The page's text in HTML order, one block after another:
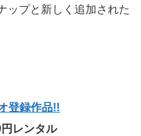
ップと新しく追加された
登録作品!!
レンタル